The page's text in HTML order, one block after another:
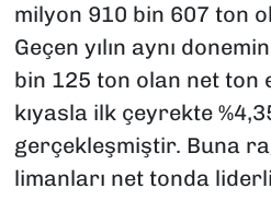
milyon 910 bin 607 ton
Geçen yılın aynı
bin 125 ton olan net ton
kıyasla ilk çeyrekte
gerçekleşmiştir. Buna
limanları net tonda